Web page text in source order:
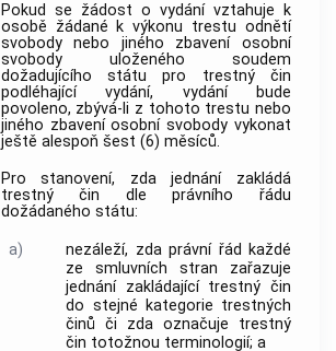
Pokud se žádost o vydání vztahuje k
osobě žádané k výkonu trestu odnětí
svobody nebo jiného zbavení osobní
svobody uloženého soudem
dožadujícího státu pro trestný čin
podléhající vydání, vydání bude
povoleno, zbývá-li z tohoto trestu nebo
jiného zbavení osobní svobody vykonat
ještě alespoň šest (6) měsíců.
Pro stanovení, zda jednání zakládá
trestný čin dle právního řádu
dožádaného státu:
a)
nezáleží, zda právní řád každé
ze smluvních stran zařazuje
jednání zakládající trestný čin
do stejné kategorie trestných
činů či zda označuje trestný
čin totožnou terminologií; a